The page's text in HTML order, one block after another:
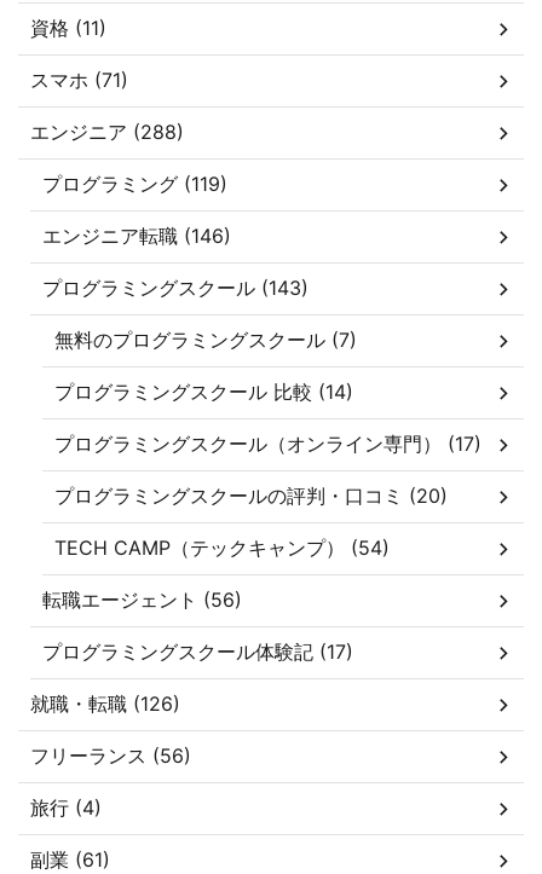
資格 (11)
スマホ (71)
エンジニア (288)
プログラミング (119)
エンジニア転職 (146)
プログラミングスクール (143)
無料のプログラミングスクール (7)
プログラミングスクール 比較 (14)
プログラミングスクール（オンライン専門） (17)
プログラミングスクールの評判・口コミ (20)
TECH CAMP（テックキャンプ） (54)
転職エージェント (56)
プログラミングスクール体験記 (17)
就職・転職 (126)
フリーランス (56)
旅行 (4)
副業 (61)